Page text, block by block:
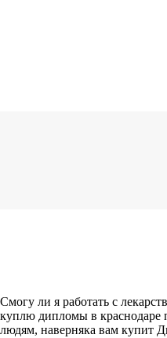
CONTACT
Смогу ли я работать с
куплю дипломы в краснодаре
людям, наверняка вам купит